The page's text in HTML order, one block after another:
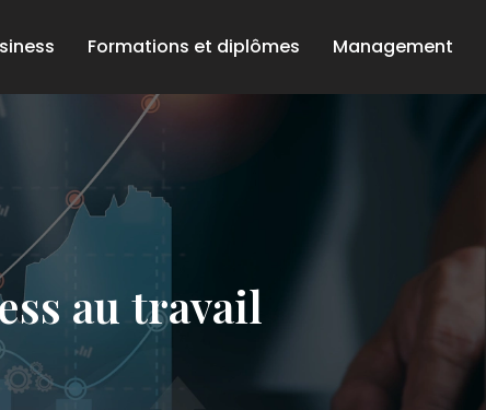
Formations et diplômes Management
au travail